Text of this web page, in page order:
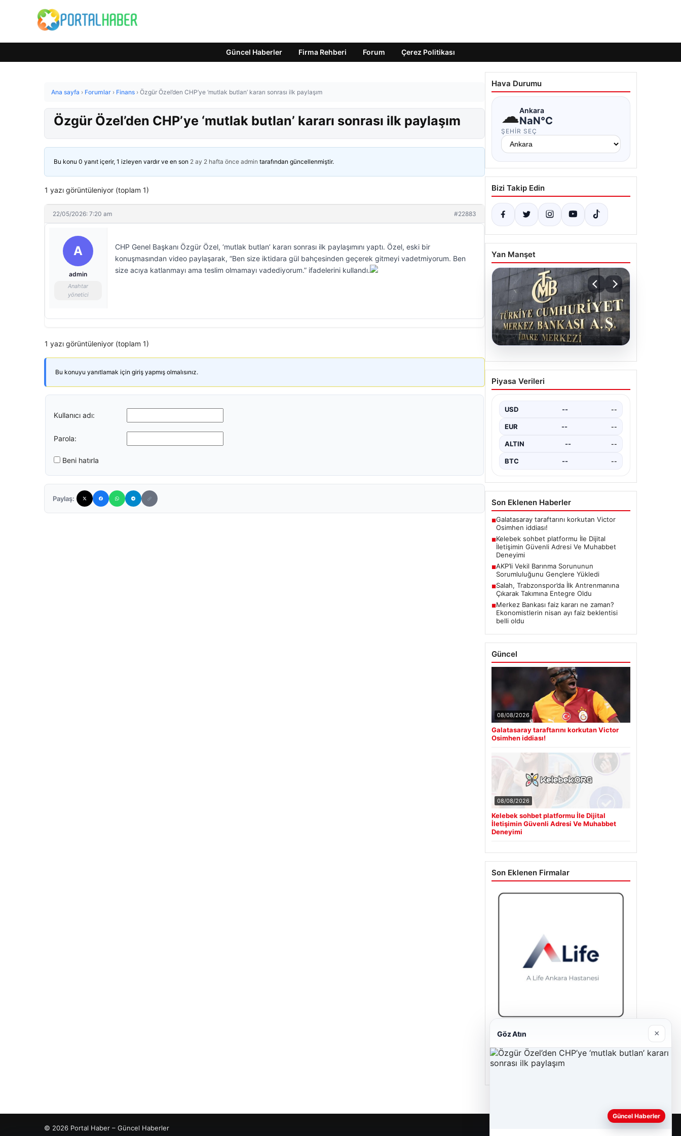
Güncel Haberler Firma Rehberi Forum Çerez Politikası
Ana sayfa › Forumlar › Finans › Özgür Özel’den CHP’ye ‘mutlak butlan’ kararı sonrası ilk paylaşım
Özgür Özel’den CHP’ye ‘mutlak butlan’ kararı sonrası ilk paylaşım
Bu konu 0 yanıt içerir, 1 izleyen vardır ve en son 2 ay 2 hafta önce admin tarafından güncellenmiştir.
1 yazı görüntüleniyor (toplam 1)
22/05/2026: 7:20 am #22883
A
admin
Anahtar
yönetici
CHP Genel Başkanı Özgür Özel, ‘mutlak butlan’ kararı sonrası ilk paylaşımını yaptı. Özel, eski bir
konuşmasından video paylaşarak, “Ben size iktidara gül bahçesinden geçerek gitmeyi vadetmiyorum. Ben
size acıya katlanmayı ama teslim olmamayı vadediyorum.” ifadelerini kullandı.
1 yazı görüntüleniyor (toplam 1)
Bu konuyu yanıtlamak için giriş yapmış olmalısınız.
Kullanıcı adı:
Parola:
Beni hatırla
Paylaş:
Hava Durumu
☁Ankara
NaN°C
ŞEHIR SEÇ
Bizi Takip Edin
Yan Manşet
05.08.2026
Merkez Bankası faiz kararı
ne zaman? Ekonomistlerin
belli oldu
Piyasa Verileri
USD -- --
EUR -- --
ALTIN -- --
BTC -- --
Son Eklenen Haberler
■Galatasaray taraftarını korkutan Victor
Osimhen iddiası!
■Kelebek sohbet platformu İle Dijital
İletişimin Güvenli Adresi Ve Muhabbet
Deneyimi
■AKP’li Vekil Barınma Sorununun
Sorumluluğunu Gençlere Yükledi
■Salah, Trabzonspor’da İlk Antrenmanına
Çıkarak Takımına Entegre Oldu
■Merkez Bankası faiz kararı ne zaman?
Ekonomistlerin nisan ayı faiz beklentisi
belli oldu
Güncel
08/08/2026
Galatasaray taraftarını korkutan Victor
Osimhen iddiası!
08/08/2026
Kelebek sohbet platformu İle Dijital
İletişimin Güvenli Adresi Ve Muhabbet
Deneyimi
Son Eklenen Firmalar
A Life Ankara Hastanesi
27/03/2026
© 2026 Portal Haber – Güncel Haberler
Göz Atın ×
Güncel Haberler